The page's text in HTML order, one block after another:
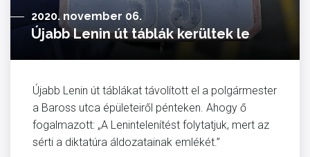
2020. november 06.
Újabb Lenin út táblák kerültek le
Újabb Lenin út táblákat távolított el a polgármester
a Baross utca épületeiről pénteken. Ahogy ő
fogalmazott: „A Lenintelenítést folytatjuk, mert az
sérti a diktatúra áldozatainak emlékét.”